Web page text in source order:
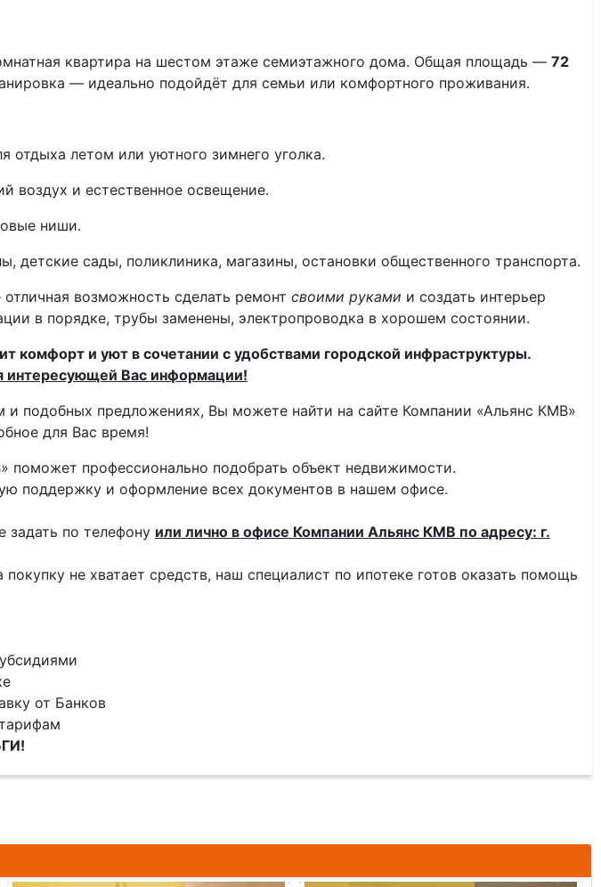
квартира на шестом этаже семиэтажного дома. Общая площадь — 72
— идеально подойдёт для семьи или комфортного проживания.
отдыха летом или уютного зимнего уголка.
воздух и естественное освещение.
ниши.
детские сады, поликлиника, магазины, остановки общественного транспорта.
возможность сделать ремонт своими руками и создать интерьер
в порядке, трубы заменены, электропроводка в хорошем состоянии.
комфорт и уют в сочетании с удобствами городской инфраструктуры.
интересующей Вас информации!
подобных предложениях, Вы можете найти на сайте Компании «Альянс КМВ»
для Вас время!
поможет профессионально подобрать объект недвижимости.
поддержку и оформление всех документов в нашем офисе.
по телефону или лично в офисе Компании Альянс КМВ по адресу: г.
не хватает средств, наш специалист по ипотеке готов оказать помощь
от Банков